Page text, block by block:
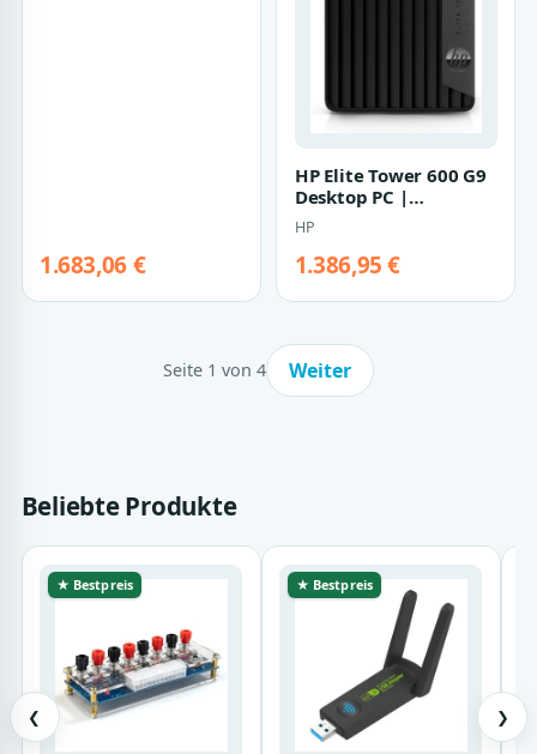
1.683,06 €
HP Elite Tower 600 G9
Desktop PC |
881l4ea#abd | Core i7-
13700 - 16GB…
HP
1.386,95 €
Seite 1 von 4 Weiter
Beliebte Produkte
❮
★ Bestpreis ★ Bestpreis
❯